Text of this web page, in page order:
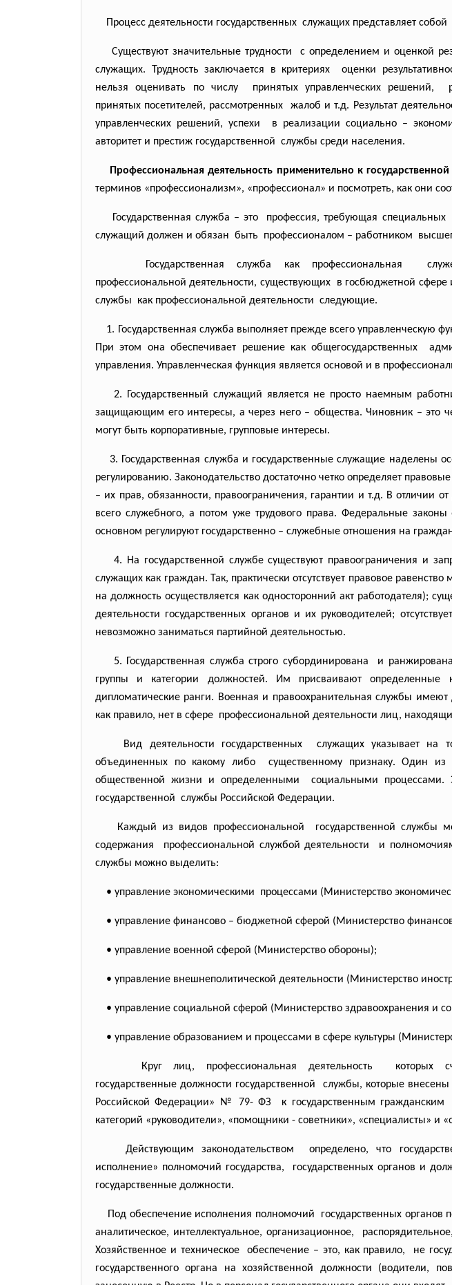
Процесс деятельности государственных служащих представляет
Существуют значительные трудности с определением и оценкой
служащих. Трудность заключается в критериях оценки
нельзя оценивать по числу принятых управленческих решений,
принятых посетителей, рассмотренных жалоб и т.д. Результат
управленческих решений,успехи в реализации социально –
авторитет и престиж государственной службы среди населения.
Профессиональная деятельность применительно к
терминов «профессионализм», «профессионал» и посмотреть, как они
Государственная служба – это профессия, требующая
служащий должен и обязан быть профессионалом – работником
Государственная служба как профессиональная
профессиональной деятельности, существующих в госбюджетной сфере
службы как профессиональной деятельности следующие.
1. Государственная служба выполняет прежде всего управленческую
При этом она обеспечивает решение как общегосударственных
управления. Управленческая функция является основой и в
2. Государственный служащий является не просто наемным
защищающим его интересы, а через него – общества. Чиновник – это
могут быть корпоративные, групповые интересы.
3. Государственная служба и государственные служащие наделены
регулированию. Законодательство достаточно четко определяет
– их прав, обязанности, правоограничения, гарантии и т.д. В отличии
всего служебного, а потом уже трудового права. Федеральные
основном регулируют государственно – служебные отношения на
4. На государственной службе существуют правоограничения и
служащих как граждан. Так, практически отсутствует правовое
на должность осуществляется как односторонний акт работодателя);
деятельности государственных органов и их руководителей;
невозможно заниматься партийной деятельностью.
5. Государственная служба строго субординирована и
группы и категории должностей. Им присваивают
дипломатические ранги. Военная и правоохранительная службы
как правило, нет в сфере профессиональной деятельности лиц,
Вид деятельности государственных служащих указывает на
объединенных по какому либо существенному признаку. Один
общественной жизни и определенными социальными процессами.
государственной службы Российской Федерации.
Каждый из видов профессиональной государственной службы
содержания профессиональной службойдеятельности и
службы можно выделить:
• управление экономическими процессами (Министерство
• управление финансово – бюджетной сферой (Министерство
• управление военной сферой (Министерство обороны);
• управление внешнеполитической деятельности (Министерство
• управление социальной сферой (Министерство здравоохранения и
• управление образованием и процессами в сфере культуры
Круг лиц, профессиональная деятельность которых
государственные должности государственной службы, которые
Российской Федерации» № 79- ФЗ к государственным
категорий «руководители», «помощники - советники», «специалисты» и «
Действующим законодательством определено, что
исполнение» полномочий государства, государственных органов и
государственные должности.
Под обеспечение исполнения полномочий государственных органов
аналитическое, интеллектуальное, организационное,
Хозяйственное и техническое обеспечение – это, как правило, не
государственного органа на хозяйственной должности